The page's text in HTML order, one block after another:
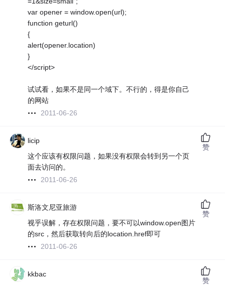
var opener = window.open(url);
function geturl()
{
alert(opener.location)
}
</script>
试试看，如果不是同一个域下。不行的，得是你自己
的网站
2011-06-26
licip
这个应该有权限问题，如果没有权限会转到另一个页
面去访问的。
2011-06-26
赞
斯洛文尼亚旅游
视乎误解，存在权限问题，要不可以window.open图片
的src，然后获取转向后的location.href即可
2011-06-26
赞
kkbac
赞